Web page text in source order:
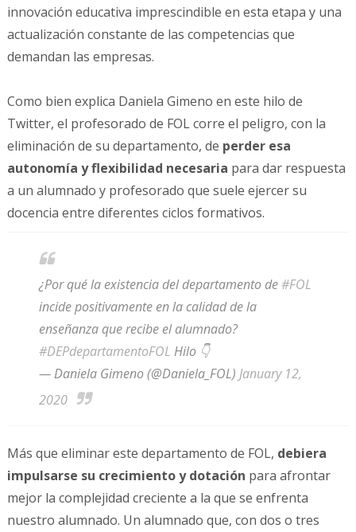
innovación educativa imprescindible en esta etapa y una
actualización constante de las competencias que
demandan las empresas.
Como bien explica Daniela Gimeno en este hilo de
Twitter, el profesorado de FOL corre el peligro, con la
eliminación de su departamento, de perder esa
autonomía y flexibilidad necesaria para dar respuesta
a un alumnado y profesorado que suele ejercer su
docencia entre diferentes ciclos formativos.
¿Por qué la existencia del departamento de#FOL
incide positivamente en la calidad de la
enseñanza que recibe el alumnado?
#DEPdepartamentoFOL Hilo 👇
— Daniela Gimeno (@Daniela_FOL) January 12,
2020
Más que eliminar este departamento de FOL, debiera
impulsarse su crecimiento y dotación para afrontar
mejor la complejidad creciente a la que se enfrenta
nuestro alumnado. Un alumnado que, con dos o tres